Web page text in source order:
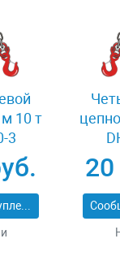
10 т
3
Сообщить о поступлении
20